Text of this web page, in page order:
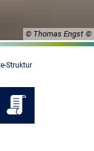
© Thomas Engst
Struktur